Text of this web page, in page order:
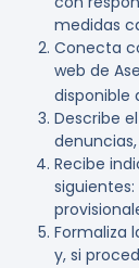
medidas
Conecta
web de
disponible
Describe
Recibe
Formaliza
y, si